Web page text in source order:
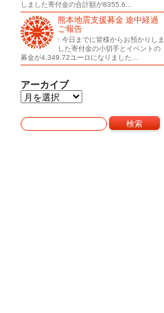
しました寄付金の合計額が8355.6...
熊本地震支援募金 途中経過
ご報告
: 今日までに皆様からお預かりしま
した寄付金の小切手とイベントの
募金が4,349.72ユーロになりました...
アーカイブ